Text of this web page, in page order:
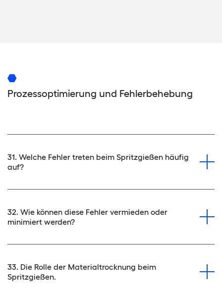
Prozessoptimierung und Fehlerbehebung
31. Welche Fehler treten beim Spritzgießen häufig
auf?
32. Wie können diese Fehler vermieden oder
minimiert werden?
33. Die Rolle der Materialtrocknung beim
Spritzgießen.